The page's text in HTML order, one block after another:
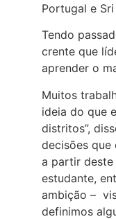
Portugal e
Tendo
crente que
aprender o
Muitos
ideia do que
distritos”,
decisões que
a partir deste
estudante,
ambição –
definimos